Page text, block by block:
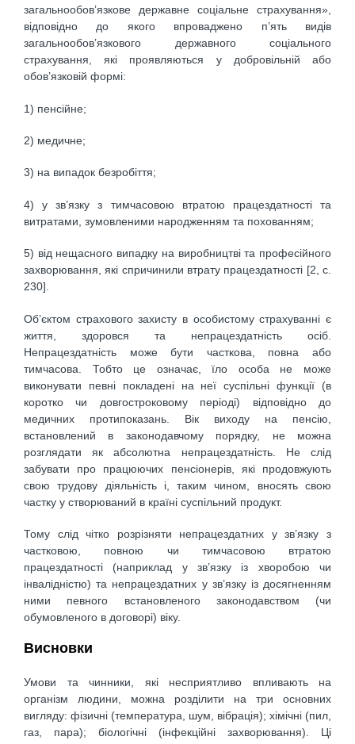
загальнообов’язкове державне соціальне страхування»,
відповідно до якого впроваджено п’ять видів
загальнообов’язкового державного соціального
страхування, які проявляються у добровільній або
обов’язковій формі:
1) пенсійне;
2) медичне;
3) на випадок безробіття;
4) у зв’язку з тимчасовою втратою працездатності та
витратами, зумовленими народженням та похованням;
5) від нещасного випадку на виробництві та професійного
захворювання, які спричинили втрату працездатності [2, с.
230].
Об’єктом страхового захисту в особистому страхуванні є
життя, здоровся та непрацездатність осіб.
Непрацездатність може бути часткова, повна або
тимчасова. Тобто це означає, їло особа не може
виконувати певні покладені на неї суспільні функції (в
коротко чи довгостроковому періоді) відповідно до
медичних протипоказань. Вік виходу на пенсію,
встановлений в законодавчому порядку, не можна
розглядати як абсолютна непрацездатність. Не слід
забувати про працюючих пенсіонерів, які продовжують
свою трудову діяльність і, таким чином, вносять свою
частку у створюваний в країні суспільний продукт.
Тому слід чітко розрізняти непрацездатних у зв’язку з
частковою, повною чи тимчасовою втратою
працездатності (наприклад у зв’язку із хворобою чи
інвалідністю) та непрацездатних у зв’язку із досягненням
ними певного встановленого законодавством (чи
обумовленого в договорі) віку.
Висновки
Умови та чинники, які несприятливо впливають на
організм людини, можна розділити на три основних
вигляду: фізичні (температура, шум, вібрація); хімічні (пил,
газ, пара); біологічні (інфекційні захворювання). Ці